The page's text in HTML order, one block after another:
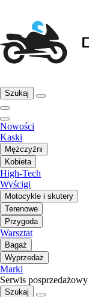
Szukaj
Nowości
Kaski
Mężczyźni
Kobieta
High-Tech
Wyścigi
Motocykle i skutery
Terenowe
Przygoda
Warsztat
Bagaż
Wyprzedaż
Marki
Serwis
Szukaj